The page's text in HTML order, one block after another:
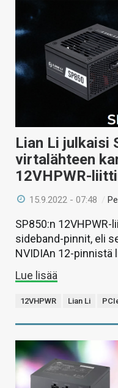
Lian Li julkaisi
virtalähteen
12VHPWR-
15.9.2022 - 07:48 /
SP850:n
sideband-pinnit, eli
NVIDIAn 12-pinnistä
Lue lisää
12VHPWR Lian Li